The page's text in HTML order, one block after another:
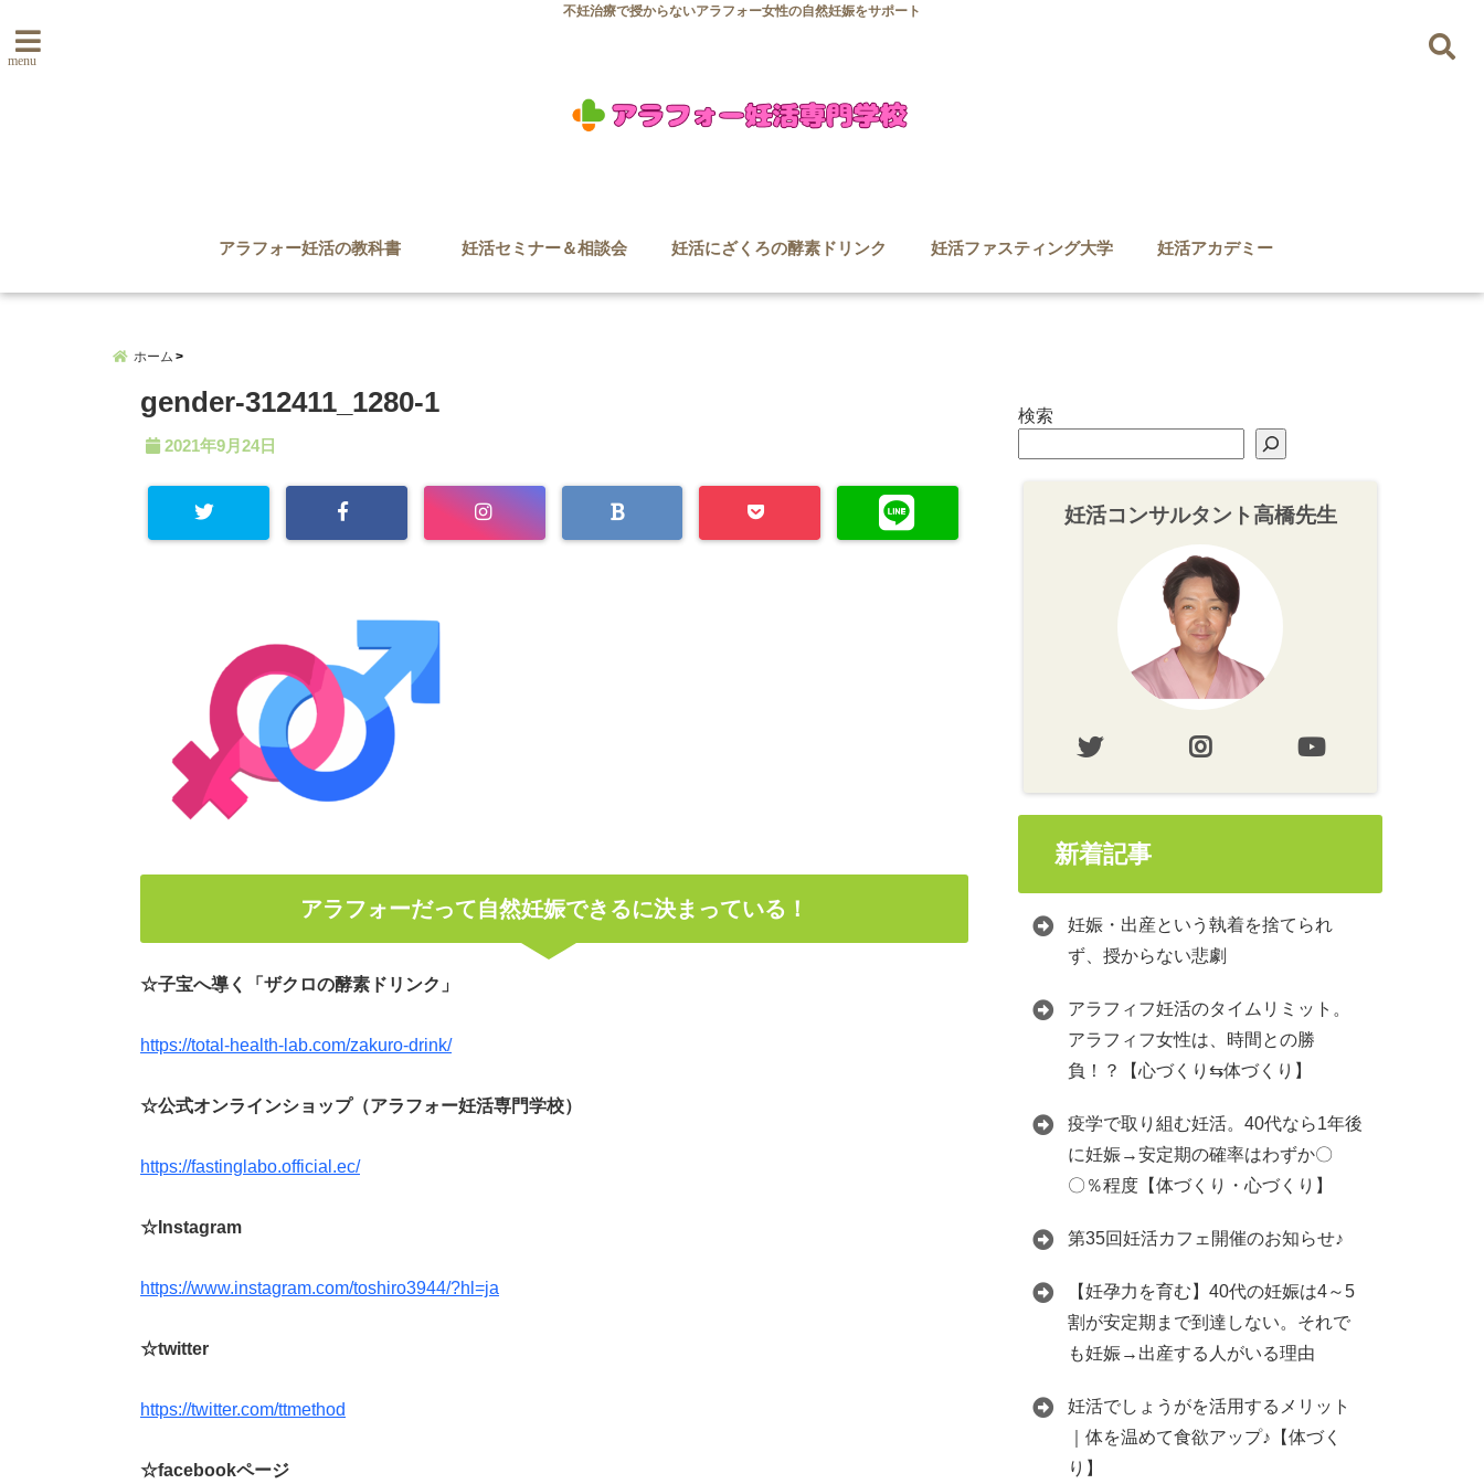
不妊治療で授からないアラフォー女性の自然妊娠をサポート
menu
アラフォー妊活の教科書 妊活セミナー＆相談会 妊活にざくろの酵素ドリンク 妊活ファスティング大学 妊活アカデミー
ホーム
gender-312411_1280-1
2021年9月24日
アラフォーだって自然妊娠できるに決まっている！
☆子宝へ導く「ザクロの酵素ドリンク」
https://total-health-lab.com/zakuro-drink/
☆公式オンラインショップ（アラフォー妊活専門学校）
https://fastinglabo.official.ec/
☆Instagram
https://www.instagram.com/toshiro3944/?hl=ja
☆twitter
https://twitter.com/ttmethod
☆facebookページ
検索
妊活コンサルタント高橋先生
新着記事
妊娠・出産という執着を捨てられ
ず、授からない悲劇
アラフィフ妊活のタイムリミット。
アラフィフ女性は、時間との勝
負！？【心づくり⇆体づくり】
疫学で取り組む妊活。40代なら1年後
に妊娠→安定期の確率はわずか〇
〇％程度【体づくり・心づくり】
第35回妊活カフェ開催のお知らせ♪
【妊孕力を育む】40代の妊娠は4～5
割が安定期まで到達しない。それで
も妊娠→出産する人がいる理由
妊活でしょうがを活用するメリット
｜体を温めて食欲アップ♪【体づく
り】